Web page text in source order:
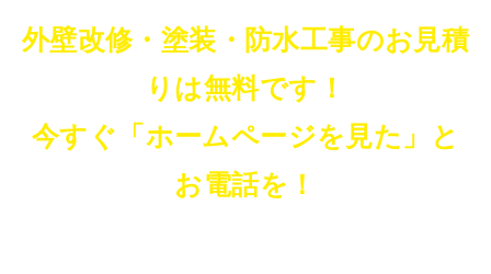
外壁改修・塗装・防水工事のお見積
りは無料です！
今すぐ「ホームページを見た」と
お電話を！